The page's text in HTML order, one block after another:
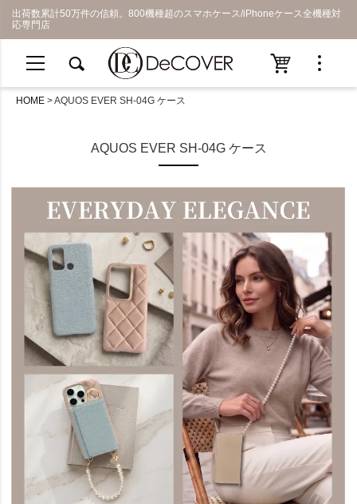
出荷数累計50万件の信頼。800機種超のスマホケース/iPhoneケース全機種対
応専門店
HOME AQUOS EVER SH-04G ケース
AQUOS EVER SH-04G ケース